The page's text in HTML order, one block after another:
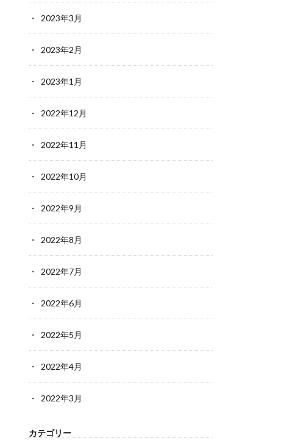
2023年3月
2023年2月
2023年1月
2022年12月
2022年11月
2022年10月
2022年9月
2022年8月
2022年7月
2022年6月
2022年5月
2022年4月
2022年3月
カテゴリー